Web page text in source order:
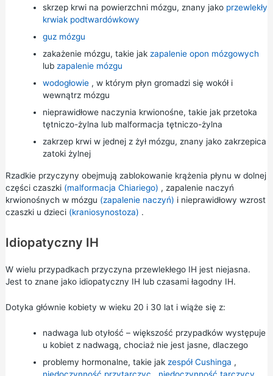
skrzep krwi na powierzchni mózgu, znany jako przewlekły
krwiak podtwardówkowy
guz mózgu
zakażenie mózgu, takie jak zapalenie opon mózgowych
lub zapalenie mózgu
wodogłowie, w którym płyn gromadzi się wokół i
wewnątrz mózgu
nieprawidłowe naczynia krwionośne, takie jak przetoka
tętniczo-żylna lub malformacja tętniczo-żylna
zakrzep krwi w jednej z żył mózgu, znany jako zakrzepica
zatoki żylnej
Rzadkie przyczyny obejmują zablokowanie krążenia płynu w dolnej
części czaszki (malformacja Chiariego) , zapalenie naczyń
krwionośnych w mózgu (zapalenie naczyń) i nieprawidłowy wzrost
czaszki u dzieci (kraniosynostoza) .
Idiopatyczny IH
W wielu przypadkach przyczyna przewlekłego IH jest niejasna.
Jest to znane jako idiopatyczny IH lub czasami łagodny IH.
Dotyka głównie kobiety w wieku 20 i 30 lat i wiąże się z:
nadwaga lub otyłość – większość przypadków występuje
u kobiet z nadwagą, chociaż nie jest jasne, dlaczego
problemy hormonalne, takie jak zespół Cushinga ,
niedoczynność przytarczyc
niedoczynność tarczycy